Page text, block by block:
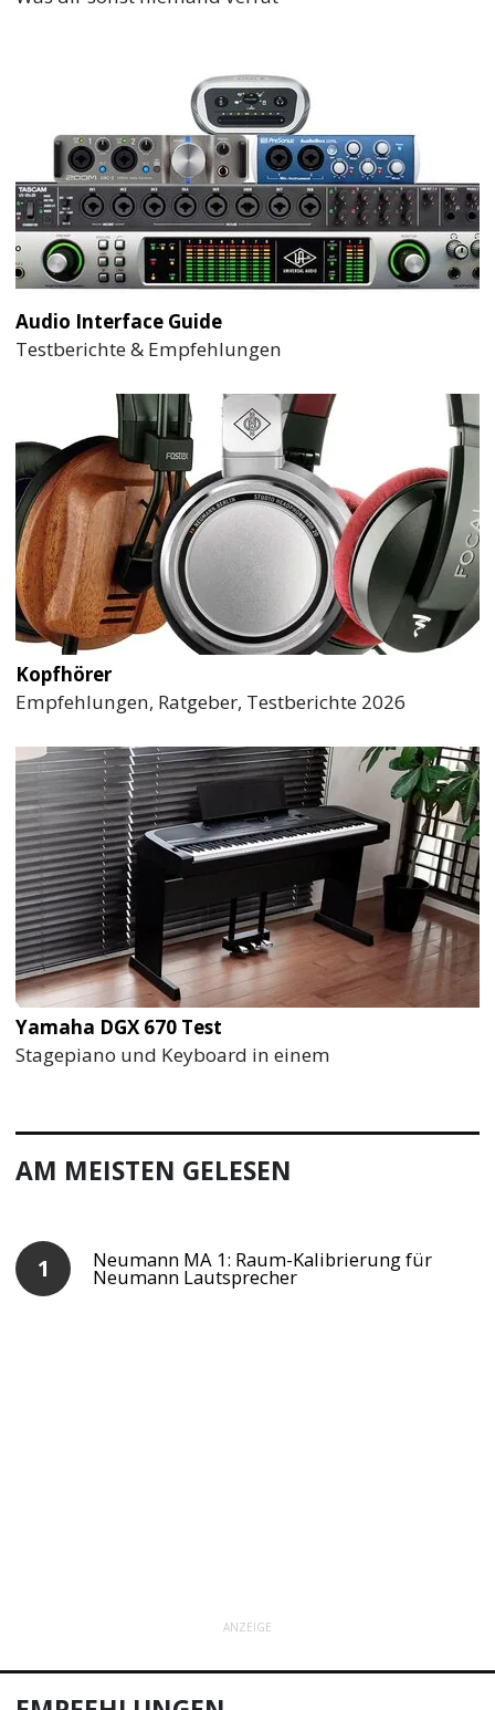
Audio Interface Guide
Testberichte & Empfehlungen
Kopfhörer
Empfehlungen, Ratgeber, Testberichte 2026
Yamaha DGX 670 Test
Stagepiano und Keyboard in einem
AM MEISTEN GELESEN
Neumann MA 1: Raum-Kalibrierung für
Neumann Lautsprecher
ANZEIGE